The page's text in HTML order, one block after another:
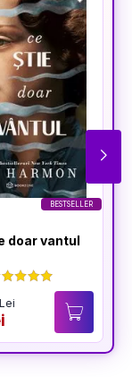
BESTSELLER
doar vantul